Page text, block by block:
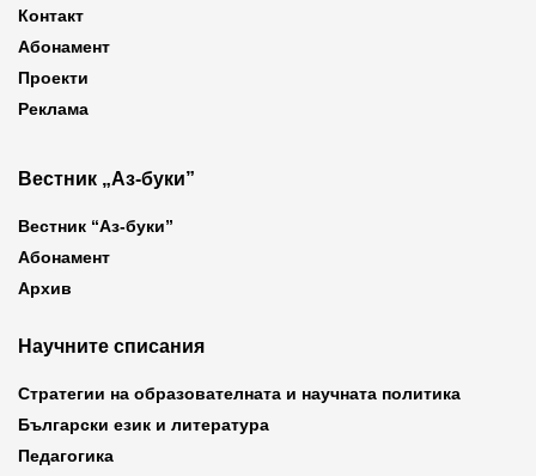
Контакт
Абонамент
Проекти
Реклама
Вестник „Аз-буки”
Вестник “Аз-буки”
Абонамент
Архив
Научните списания
Стратегии на образователната и научната политика
Български език и литература
Педагогика